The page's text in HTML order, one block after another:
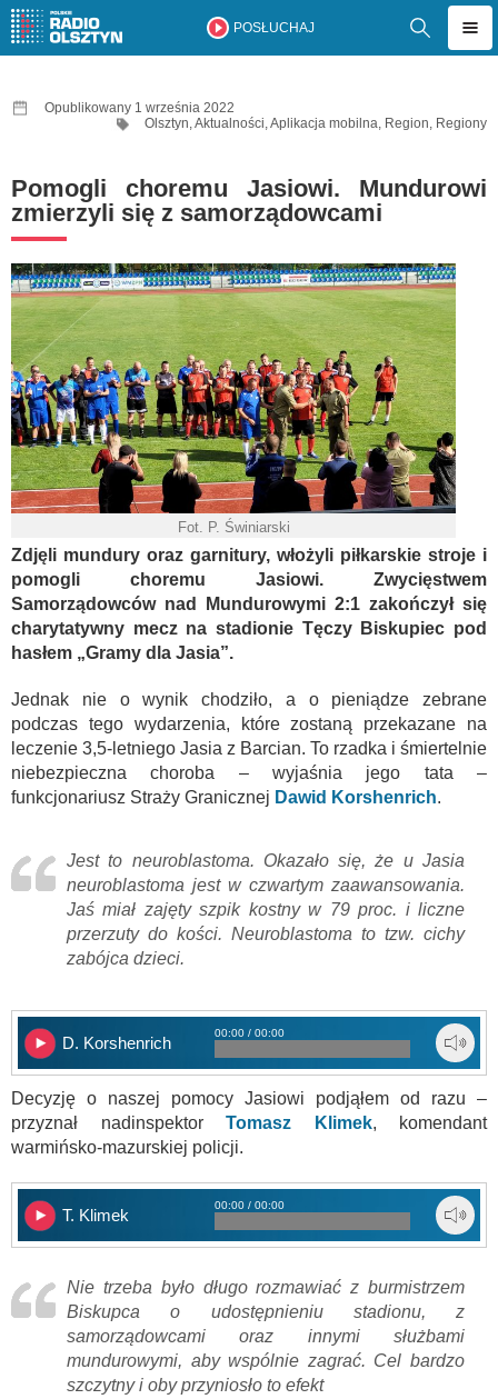
POSŁUCHAJ
Opublikowany 1 września 2022
Olsztyn,Aktualności,Aplikacja mobilna, Region, Regiony
Pomogli choremu Jasiowi. Mundurowi
zmierzyli się z samorządowcami
Fot. P. Świniarski
Zdjęli mundury oraz garnitury, włożyli piłkarskie stroje i
pomogli choremu Jasiowi. Zwycięstwem
Samorządowców nad Mundurowymi 2:1 zakończył się
charytatywny mecz na stadionie Tęczy Biskupiec pod
hasłem „Gramy dla Jasia”.
Jednak nie o wynik chodziło, a o pieniądze zebrane
podczas tego wydarzenia, które zostaną przekazane na
leczenie 3,5-letniego Jasia z Barcian. To rzadka i śmiertelnie
niebezpieczna choroba – wyjaśnia jego tata –
funkcjonariusz Straży Granicznej Dawid Korshenrich.
Jest to neuroblastoma. Okazało się, że u Jasia
neuroblastoma jest w czwartym zaawansowania.
Jaś miał zajęty szpik kostny w 79 proc. i liczne
przerzuty do kości. Neuroblastoma to tzw. cichy
zabójca dzieci.
D. Korshenrich
00:00 / 00:00
Decyzję o naszej pomocy Jasiowi podjąłem od razu –
przyznał nadinspektor Tomasz Klimek, komendant
warmińsko-mazurskiej policji.
T. Klimek
00:00 / 00:00
Nie trzeba było długo rozmawiać z burmistrzem
Biskupca o udostępnieniu stadionu, z
samorządowcami oraz innymi służbami
mundurowymi, aby wspólnie zagrać. Cel bardzo
szczytny i oby przyniosło to efekt